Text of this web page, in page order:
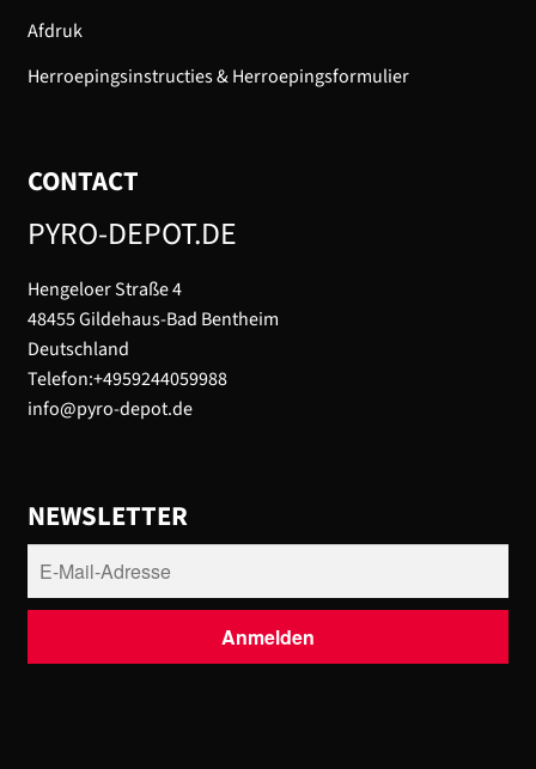
Afdruk
Herroepingsinstructies & Herroepingsformulier
CONTACT
PYRO-DEPOT.DE
Hengeloer Straße 4
48455 Gildehaus-Bad Bentheim
Deutschland
Telefon:+4959244059988
info@pyro-depot.de
NEWSLETTER